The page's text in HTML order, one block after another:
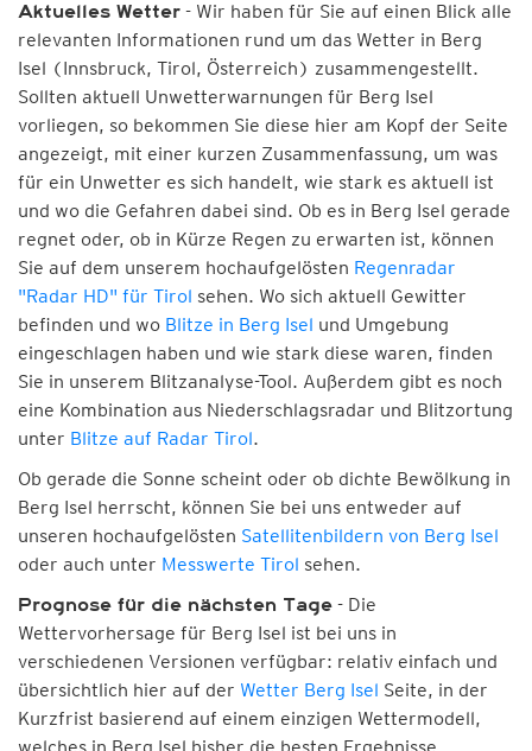
Aktuelles Wetter - Wir haben für Sie auf einen Blick alle
relevanten Informationen rund um das Wetter in Berg
Isel (Innsbruck, Tirol, Österreich) zusammengestellt.
Sollten aktuell Unwetterwarnungen für Berg Isel
vorliegen, so bekommen Sie diese hier am Kopf der Seite
angezeigt, mit einer kurzen Zusammenfassung, um was
für ein Unwetter es sich handelt, wie stark es aktuell ist
und wo die Gefahren dabei sind. Ob es in Berg Isel gerade
regnet oder, ob in Kürze Regen zu erwarten ist, können
Sie auf dem unserem hochaufgelösten Regenradar
"Radar HD" für Tirol sehen. Wo sich aktuell Gewitter
befinden und wo Blitze in Berg Isel und Umgebung
eingeschlagen haben und wie stark diese waren, finden
Sie in unserem Blitzanalyse-Tool. Außerdem gibt es noch
eine Kombination aus Niederschlagsradar und Blitzortung
unter Blitze auf Radar Tirol.
Ob gerade die Sonne scheint oder ob dichte Bewölkung in
Berg Isel herrscht, können Sie bei uns entweder auf
unseren hochaufgelösten Satellitenbildern von Berg Isel
oder auch unter Messwerte Tirol sehen.
Prognose für die nächsten Tage - Die
Wettervorhersage für Berg Isel ist bei uns in
verschiedenen Versionen verfügbar: relativ einfach und
übersichtlich hier auf der Wetter Berg Isel Seite, in der
Kurzfrist basierend auf einem einzigen Wettermodell,